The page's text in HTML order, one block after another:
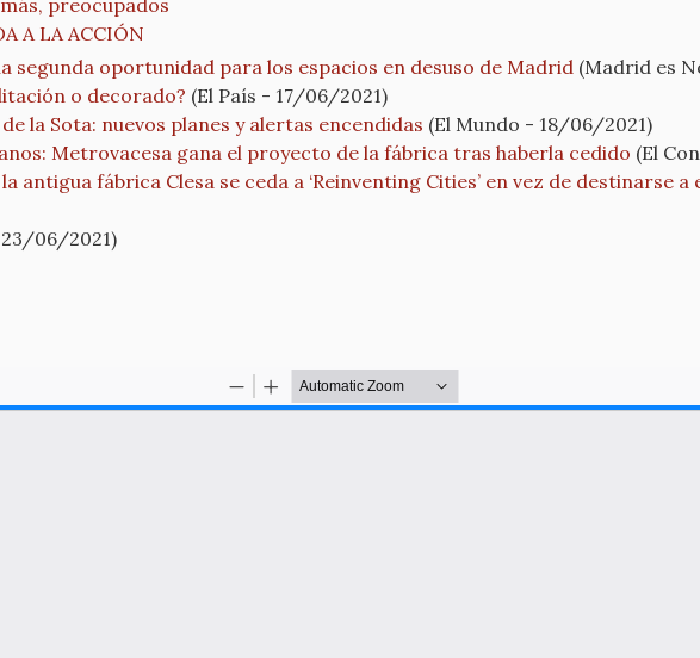
preocupados
A LA ACCIÓN
segunda oportunidad para los espacios en desuso de Madrid (Madrid es
o decorado? (El País - 17/06/2021)
la Sota: nuevos planes y alertas encendidas (El Mundo - 18/06/2021)
Metrovacesa gana el proyecto de la fábrica tras haberla cedido (El
la antigua fábrica Clesa se ceda a ‘Reinventing Cities’ en vez de destinarse
06/2021)